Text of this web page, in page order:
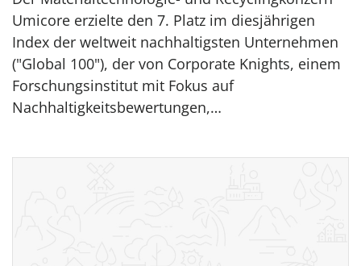
Umicore erzielte den 7. Platz im diesjährigen
Index der weltweit nachhaltigsten Unternehmen
("Global 100"), der von Corporate Knights, einem
Forschungsinstitut mit Fokus auf
Nachhaltigkeitsbewertungen,…